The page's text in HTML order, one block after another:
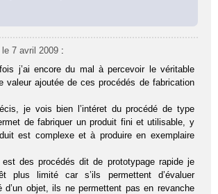
le 7 avril 2009 :
j’ai encore du mal à percevoir le véritable
valeur ajoutée de ces procédés de fabrication
je vois bien l’intéret du procédé de type
de fabriquer un produit fini et utilisable, y
est complexe et à produire en exemplaire
des procédés dit de prototypage rapide je
plus limité car s’ils permettent d’évaluer
d’un objet, ils ne permettent pas en revanche